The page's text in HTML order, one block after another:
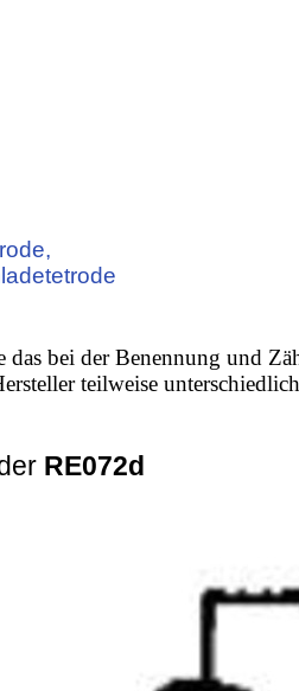
das bei der Benennung und
teilweise
RE072d